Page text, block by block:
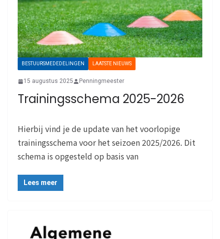
BESTUURSMEDEDELINGEN LAATSTE NIEUWS
15 augustus 2025 Penningmeester
Trainingsschema 2025-2026
Hierbij vind je de update van het voorlopige
trainingsschema voor het seizoen 2025/2026. Dit
schema is opgesteld op basis van
Lees meer